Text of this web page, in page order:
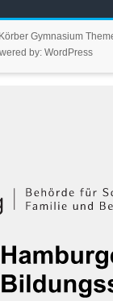
Gymnasium
by:WordPress